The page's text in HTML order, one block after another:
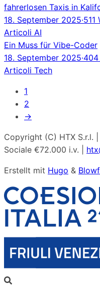
fahrerlosen Taxis in
18. September 2025·511
Articoli AI
Ein Muss für Vibe-Coder
18. September 2025·
Articoli Tech
1
2
→
Copyright (C) HTX S.r.l.
Sociale €72.000 i.v. |
Erstellt mit Hugo &